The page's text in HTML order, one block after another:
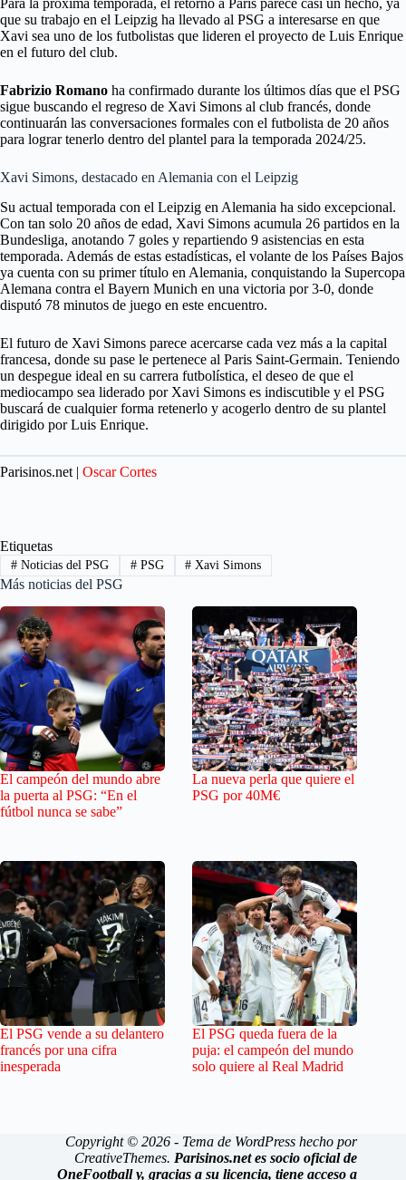
Para la próxima temporada, el retorno a París parece casi un hecho, ya
que su trabajo en el Leipzig ha llevado al PSG a interesarse en que
Xavi sea uno de los futbolistas que lideren el proyecto de Luis Enrique
en el futuro del club.
Fabrizio Romano ha confirmado durante los últimos días que el PSG
sigue buscando el regreso de Xavi Simons al club francés, donde
continuarán las conversaciones formales con el futbolista de 20 años
para lograr tenerlo dentro del plantel para la temporada 2024/25.
Xavi Simons, destacado en Alemania con el Leipzig
Su actual temporada con el Leipzig en Alemania ha sido excepcional.
Con tan solo 20 años de edad, Xavi Simons acumula 26 partidos en la
Bundesliga, anotando 7 goles y repartiendo 9 asistencias en esta
temporada. Además de estas estadísticas, el volante de los Países Bajos
ya cuenta con su primer título en Alemania, conquistando la Supercopa
Alemana contra el Bayern Munich en una victoria por 3-0, donde
disputó 78 minutos de juego en este encuentro.
El futuro de Xavi Simons parece acercarse cada vez más a la capital
francesa, donde su pase le pertenece al Paris Saint-Germain. Teniendo
un despegue ideal en su carrera futbolística, el deseo de que el
mediocampo sea liderado por Xavi Simons es indiscutible y el PSG
buscará de cualquier forma retenerlo y acogerlo dentro de su plantel
dirigido por Luis Enrique.
Parisinos.net | Oscar Cortes
Etiquetas
#Noticias del PSG #PSG # Xavi Simons
Más noticias del PSG
El campeón del mundo abre
la puerta al PSG: “En el
fútbol nunca se sabe”
La nueva perla que quiere el
PSG por 40M€
El PSG vende a su delantero
francés por una cifra
inesperada
El PSG queda fuera de la
puja: el campeón del mundo
solo quiere al Real Madrid
Copyright © 2026 - Tema de WordPress hecho por
CreativeThemes. Parisinos.net es socio oficial de
OneFootball y, gracias a su licencia, tiene acceso a